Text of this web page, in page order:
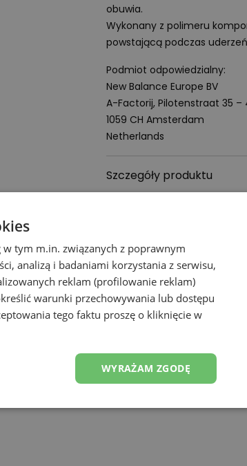
obuwia.
Wykonany z polimeru
powstającą podczas
Podmiot odpowiedzialny:
New Balance Europe BV
A-Factorij, Pilotenstraat 35 –
1059 CH Amsterdam
Netherlands
Szczegóły produktu
Zadaj pytanie do tego
Sprawdź dostępność
Dodaj do ulubionych
w tym m.in. związanych z poprawnym
analizą i badaniami korzystania z serwisu,
reklam (profilowanie reklam)
warunki przechowywania lub dostępu
tego faktu proszę o kliknięcie w
WYRAŻAM ZGODĘ